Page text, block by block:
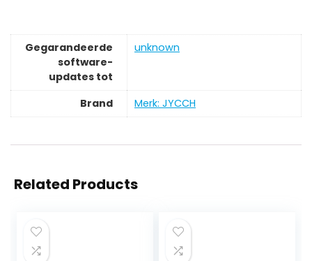
Gegarandeerde
software-
updates tot
‎unknown
Brand Merk: JYCCH
Related Products